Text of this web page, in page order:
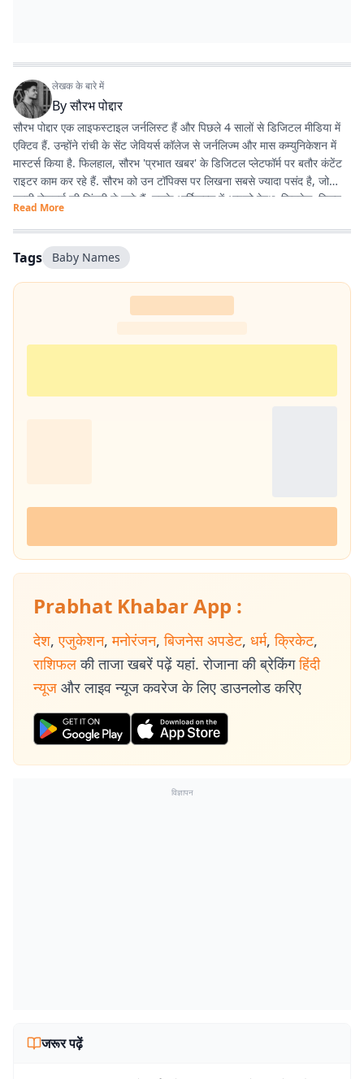
लेखक के बारे में
Byसौरभ पोद्दार
सौरभ पोद्दार एक लाइफस्टाइल जर्नलिस्ट हैं और पिछले 4 सालों से डिजिटल मीडिया में
एक्टिव हैं. उन्होंने रांची के सेंट जेवियर्स कॉलेज से जर्नलिज्म और मास कम्युनिकेशन में
मास्टर्स किया है. फिलहाल, सौरभ 'प्रभात खबर' के डिजिटल प्लेटफॉर्म पर बतौर कंटेंट
राइटर काम कर रहे हैं. सौरभ को उन टॉपिक्स पर लिखना सबसे ज्यादा पसंद है, जो
हमारी रोजमर्रा की जिंदगी से जुड़े हैं. उनके आर्टिकल्स में आपको हेल्थ, फिटनेस, स्किन-
हेयर केयर, पेरेंटिंग, हेल्दी रेसिपीज, घरेलू नुस्खे, रिलेशनशिप और वास्तु शास्त्र जैसी
उपयोगी जानकारियां मिलेंगी. फिटनेस और अच्छी सेहत सौरभ की निजी जिंदगी का भी
अहम हिस्सा हैं. वे जिन विषयों पर लिखते हैं, उन्हें अपनी रूटीन में फॉलो भी करते हैं.
उनका मानना है कि जब आप किसी चीज को खुद एक्सपीरियंस करते हैं, तभी दूसरों तक
सही और प्रैक्टिकल जानकारी पहुंचा सकते हैं. उनकी हमेशा यही कोशिश रहती है कि वे
SEO-फ्रेंडली होते हैं.
Read More
Tags Baby Names
Prabhat Khabar App :
देश, एजुकेशन, मनोरंजन, बिजनेस अपडेट, धर्म, क्रिकेट,
राशिफल की ताजा खबरें पढ़ें यहां. रोजाना की ब्रेकिंग हिंदी
न्यूज और लाइव न्यूज कवरेज के लिए डाउनलोड करिए
विज्ञापन
जरूर पढ़ें